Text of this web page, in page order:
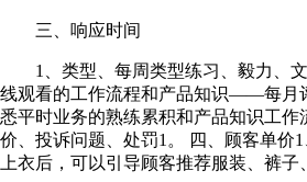
三、响应时间
1、类型、每周类型练习、毅力、文
线观看的工作流程和产品知识——每月
悉平时业务的熟练累积和产品知识工
价、投诉问题、处罚1。 四、顾客单价
上衣后，可以引导顾客推荐服装、裤子